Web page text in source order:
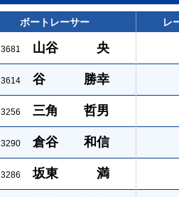
ボートレーサー レ
3681 山谷 央
3614 谷 勝幸
3256 三角 哲男
3290 倉谷 和信
3286 坂東 満